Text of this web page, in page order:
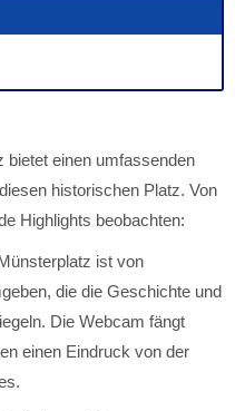
bietet einen umfassenden
historischen Platz. Von
Highlights beobachten:
ist von
die die Geschichte und
Die Webcam fängt
einen Eindruck von der